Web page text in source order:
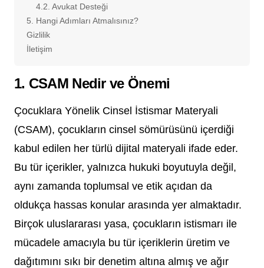
4.2. Avukat Desteği
5. Hangi Adımları Atmalısınız?
Gizlilik
İletişim
1. CSAM Nedir ve Önemi
Çocuklara Yönelik Cinsel İstismar Materyali
(CSAM), çocukların cinsel sömürüsünü içerdiği
kabul edilen her türlü dijital materyali ifade eder.
Bu tür içerikler, yalnızca hukuki boyutuyla değil,
aynı zamanda toplumsal ve etik açıdan da
oldukça hassas konular arasında yer almaktadır.
Birçok uluslararası yasa, çocukların istismarı ile
mücadele amacıyla bu tür içeriklerin üretim ve
dağıtımını sıkı bir denetim altına almış ve ağır